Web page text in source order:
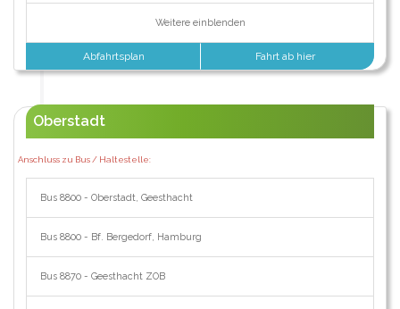
Weitere einblenden
Abfahrtsplan Fahrt ab hier
Oberstadt
Anschluss zu Bus / Haltestelle:
Bus 8800 - Oberstadt, Geesthacht
Bus 8800 - Bf. Bergedorf, Hamburg
Bus 8870 - Geesthacht ZOB